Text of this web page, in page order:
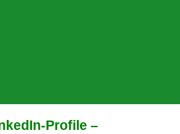
Profile –